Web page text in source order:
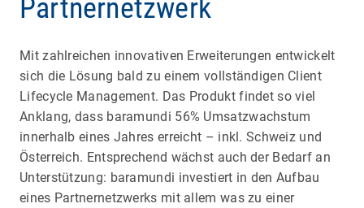
Partnernetzwerk
Mit zahlreichen innovativen Erweiterungen entwickelt
sich die Lösung bald zu einem vollständigen Client
Lifecycle Management. Das Produkt findet so viel
Anklang, dass baramundi 56% Umsatzwachstum
innerhalb eines Jahres erreicht – inkl. Schweiz und
Österreich. Entsprechend wächst auch der Bedarf an
Unterstützung: baramundi investiert in den Aufbau
eines Partnernetzwerks mit allem was zu einer